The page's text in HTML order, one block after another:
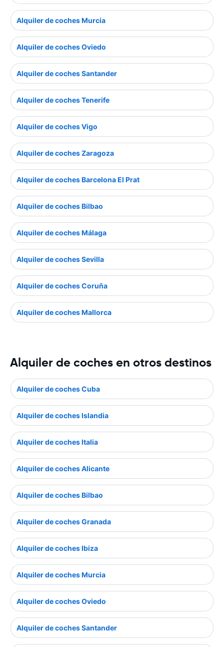
Alquiler de coches Murcia
Alquiler de coches Oviedo
Alquiler de coches Santander
Alquiler de coches Tenerife
Alquiler de coches Vigo
Alquiler de coches Zaragoza
Alquiler de coches Barcelona El Prat
Alquiler de coches Bilbao
Alquiler de coches Málaga
Alquiler de coches Sevilla
Alquiler de coches Coruña
Alquiler de coches Mallorca
Alquiler de coches en otros destinos
Alquiler de coches Cuba
Alquiler de coches Islandia
Alquiler de coches Italia
Alquiler de coches Alicante
Alquiler de coches Bilbao
Alquiler de coches Granada
Alquiler de coches Ibiza
Alquiler de coches Murcia
Alquiler de coches Oviedo
Alquiler de coches Santander